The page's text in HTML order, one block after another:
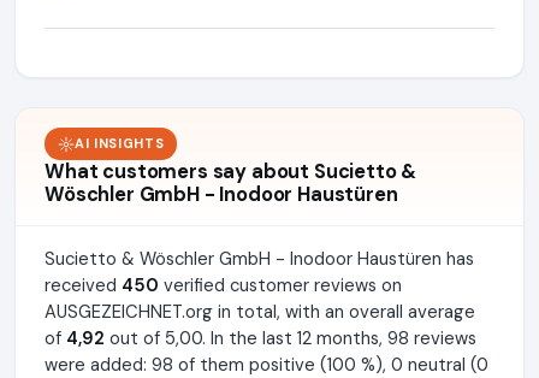
AI INSIGHTS
What customers say about Sucietto &
Wöschler GmbH - Inodoor Haustüren
Sucietto & Wöschler GmbH - Inodoor Haustüren has
received 450 verified customer reviews on
AUSGEZEICHNET.org in total, with an overall average
of 4,92 out of 5,00. In the last 12 months, 98 reviews
were added: 98 of them positive (100 %), 0 neutral (0